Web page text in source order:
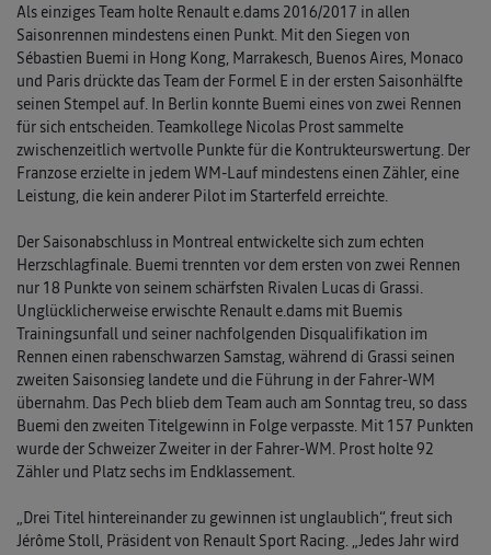
Als einziges Team holte Renault e.dams 2016/2017 in allen
Saisonrennen mindestens einen Punkt. Mit den Siegen von
Sébastien Buemi in Hong Kong, Marrakesch, Buenos Aires, Monaco
und Paris drückte das Team der Formel E in der ersten Saisonhälfte
seinen Stempel auf. In Berlin konnte Buemi eines von zwei Rennen
für sich entscheiden. Teamkollege Nicolas Prost sammelte
zwischenzeitlich wertvolle Punkte für die Kontrukteurswertung. Der
Franzose erzielte in jedem WM-Lauf mindestens einen Zähler, eine
Leistung, die kein anderer Pilot im Starterfeld erreichte.
Der Saisonabschluss in Montreal entwickelte sich zum echten
Herzschlagfinale. Buemi trennten vor dem ersten von zwei Rennen
nur 18 Punkte von seinem schärfsten Rivalen Lucas di Grassi.
Unglücklicherweise erwischte Renault e.dams mit Buemis
Trainingsunfall und seiner nachfolgenden Disqualifikation im
Rennen einen rabenschwarzen Samstag, während di Grassi seinen
zweiten Saisonsieg landete und die Führung in der Fahrer-WM
übernahm. Das Pech blieb dem Team auch am Sonntag treu, so dass
Buemi den zweiten Titelgewinn in Folge verpasste. Mit 157 Punkten
wurde der Schweizer Zweiter in der Fahrer-WM. Prost holte 92
Zähler und Platz sechs im Endklassement.
„Drei Titel hintereinander zu gewinnen ist unglaublich“, freut sich
Jérôme Stoll, Präsident von Renault Sport Racing. „Jedes Jahr wird